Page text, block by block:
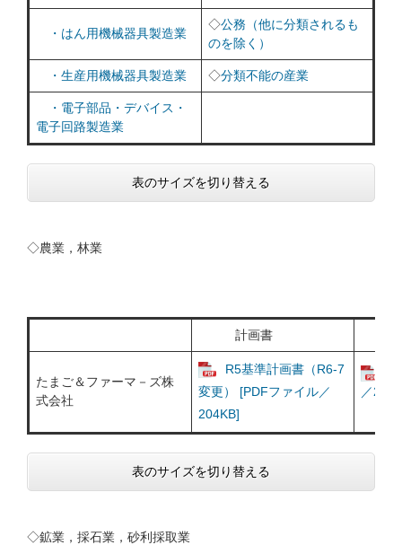
・はん用機械器具製造業
◇公務（他に分類されるも
のを除く）
・生産用機械器具製造業 ◇分類不能の産業
・電子部品・デバイス・
電子回路製造業
表のサイズを切り替える
◇農業，林業
計画書
たまご＆ファーマ－ズ株
式会社
R5基準計画書（R6-7
変更） [PDFファイル／
204KB]
／
表のサイズを切り替える
◇鉱業，採石業，砂利採取業